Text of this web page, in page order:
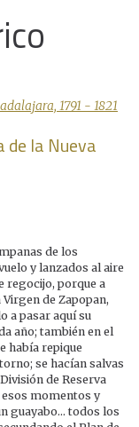
1791 - 1821
de la Nueva
de los
y lanzados al aire
regocijo, porque a
de Zapopan,
a pasar aquí su
año; también en el
había repique
se hacían salvas
de Reserva
momentos y
guayabo... todos los